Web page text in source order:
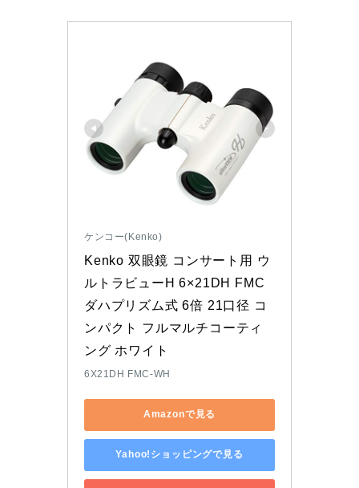
ケンコー(Kenko)
Kenko 双眼鏡 コンサート用 ウ
ルトラビューH 6×21DH FMC
ダハプリズム式 6倍 21口径 コ
ンパクト フルマルチコーティ
ング ホワイト
6X21DH FMC-WH
Amazonで見る
Yahoo!ショッピングで見る